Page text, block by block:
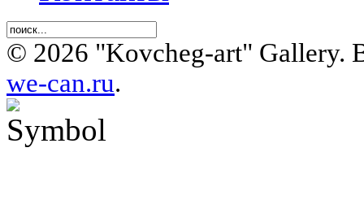
© 2026 "Kovcheg-art" Gallery.
we-can.ru.